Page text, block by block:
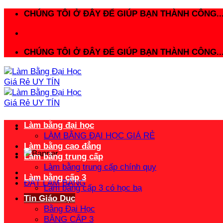
CHÚNG TÔI Ở ĐÂY ĐỂ GIÚP BẠN THÀNH
CHÚNG TÔI Ở ĐÂY ĐỂ GIÚP BẠN THÀNH
ĐẶT LÀM BẰNG
Làm bằng đại học
LÀM BẰNG ĐẠI HỌC GIÁ RẺ
Làm bằng cao đẳng
Làm bằng trung cấp
Làm bằng trung cấp chính quy
Làm bằng cấp 3
Làm bằng cấp 3 có học bạ
Tin Giáo Dục
Bằng Đại Học
BẰNG CẤP 3